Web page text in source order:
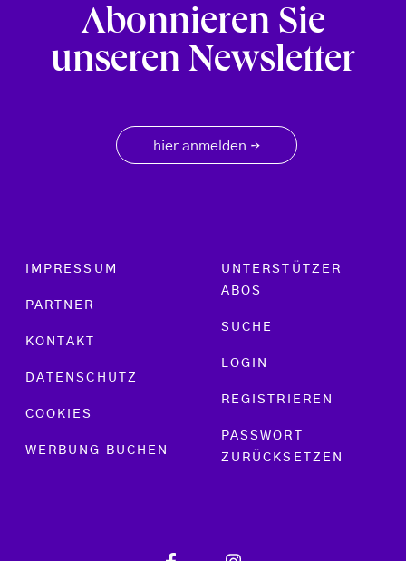
Abonnieren Sie
unseren Newsletter
hier anmelden →
Footer menu
IMPRESSUM
PARTNER
KONTAKT
DATENSCHUTZ
COOKIES
WERBUNG BUCHEN
UNTERSTÜTZER
ABOS
SUCHE
LOGIN
REGISTRIEREN
PASSWORT
ZURÜCKSETZEN